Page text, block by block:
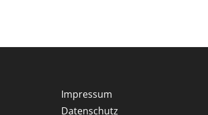
Impressum
Datenschutz